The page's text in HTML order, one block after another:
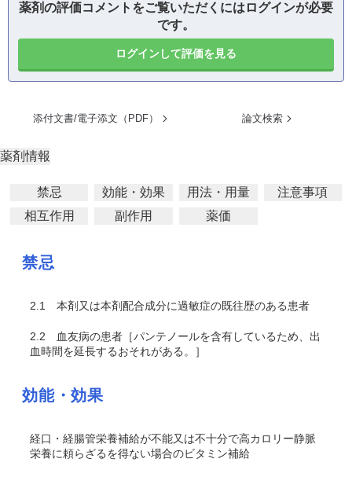
薬剤の評価コメントをご覧いただくにはログインが必要
です。
ログインして評価を見る
添付文書/電子添文（PDF） 論文検索
薬剤情報
禁忌 効能・効果 用法・用量
注意事項
相互作用
副作用 薬価
禁忌
2.1 本剤又は本剤配合成分に過敏症の既往歴のある患者
2.2 血友病の患者［パンテノールを含有しているため、出
血時間を延長するおそれがある。］
効能・効果
経口・経腸管栄養補給が不能又は不十分で高カロリー静脈
栄養に頼らざるを得ない場合のビタミン補給